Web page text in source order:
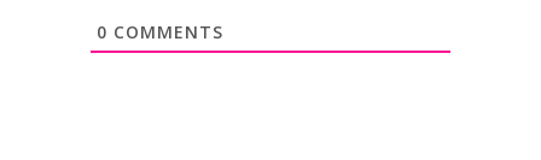
0 COMMENTS